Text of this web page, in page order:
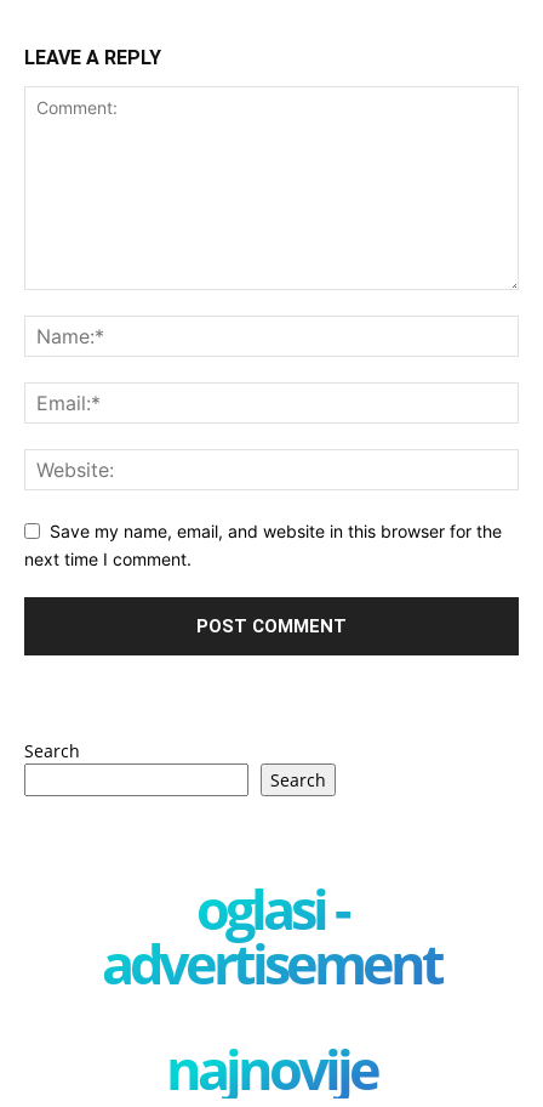
LEAVE A REPLY
Save my name, email, and website in this browser for the
next time I comment.
Search
Search
oglasi -
advertisement
najnovije